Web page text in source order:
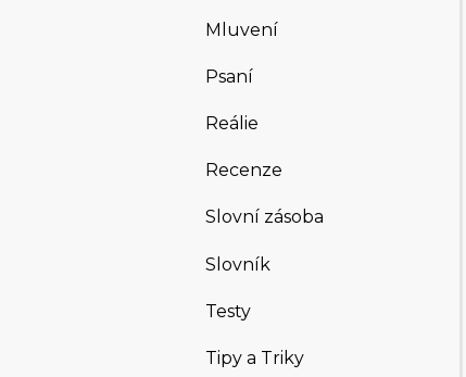
Mluvení
Psaní
Reálie
Recenze
Slovní zásoba
Slovník
Testy
Tipy a Triky